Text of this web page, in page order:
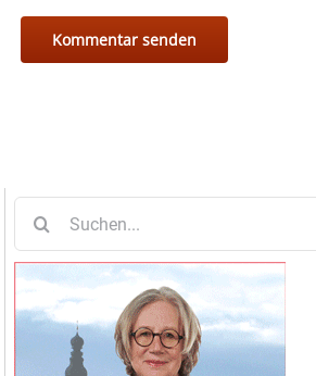
nach: